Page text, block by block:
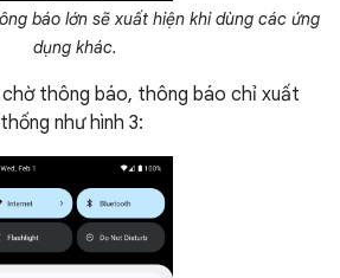
báo lớn sẽ xuất hiện khi dùng các ứng
dụng khác.
chờ thông báo, thông báo chỉ xuất
như hình 3: